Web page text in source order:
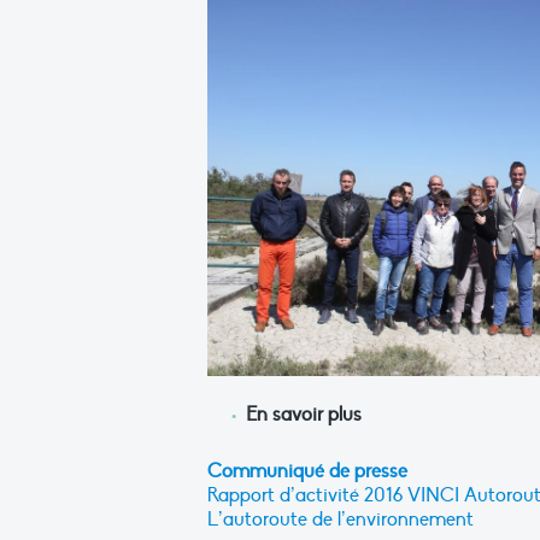
En savoir plus
Communiqué de presse
Rapport d’activité 2016 VINCI
L’autoroute de l’environnement